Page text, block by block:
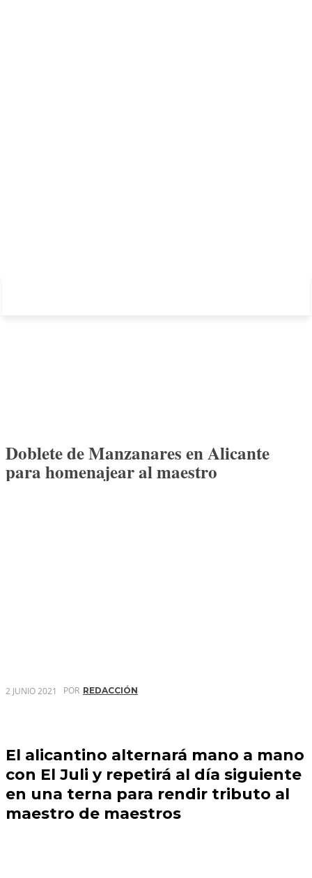
Doblete de Manzanares en Alicante
para homenajear al maestro
2 JUNIO 2021 POR REDACCIÓN
El alicantino alternará mano a mano
con El Juli y repetirá al día siguiente
en una terna para rendir tributo al
maestro de maestros